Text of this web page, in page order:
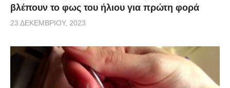
βλέπουν το φως του ήλιου για πρώτη φορά
23 ΔΕΚΕΜΒΡΊΟΥ, 2023